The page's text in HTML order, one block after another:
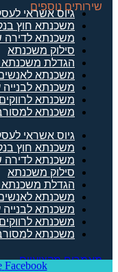
שירותים נוספים
גיוס אשראי
משכנתא חוץ
משכנתא לדירה
סילוק משכנתא
הגדלת משכנתא
משכנתא
משכנתא
משכנתא לרווקים
משכנתא
גיוס אשראי
משכנתא חוץ
משכנתא לדירה
סילוק משכנתא
הגדלת משכנתא
משכנתא
משכנתא
משכנתא לרווקים
משכנתא
מאמרים מקצועיים
Facebook